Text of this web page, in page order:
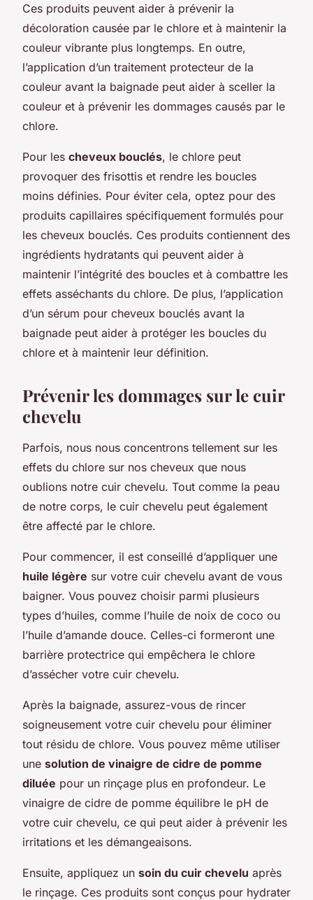
Ces produits peuvent aider à prévenir la
décoloration causée par le chlore et à maintenir la
couleur vibrante plus longtemps. En outre,
l’application d’un traitement protecteur de la
couleur avant la baignade peut aider à sceller la
couleur et à prévenir les dommages causés par le
chlore.
Pour les cheveux bouclés, le chlore peut
provoquer des frisottis et rendre les boucles
moins définies. Pour éviter cela, optez pour des
produits capillaires spécifiquement formulés pour
les cheveux bouclés. Ces produits contiennent des
ingrédients hydratants qui peuvent aider à
maintenir l’intégrité des boucles et à combattre les
effets asséchants du chlore. De plus, l’application
d’un sérum pour cheveux bouclés avant la
baignade peut aider à protéger les boucles du
chlore et à maintenir leur définition.
Prévenir les dommages sur le cuir
chevelu
Parfois, nous nous concentrons tellement sur les
effets du chlore sur nos cheveux que nous
oublions notre cuir chevelu. Tout comme la peau
de notre corps, le cuir chevelu peut également
être affecté par le chlore.
Pour commencer, il est conseillé d’appliquer une
huile légère sur votre cuir chevelu avant de vous
baigner. Vous pouvez choisir parmi plusieurs
types d’huiles, comme l’huile de noix de coco ou
l’huile d’amande douce. Celles-ci formeront une
barrière protectrice qui empêchera le chlore
d’assécher votre cuir chevelu.
Après la baignade, assurez-vous de rincer
soigneusement votre cuir chevelu pour éliminer
tout résidu de chlore. Vous pouvez même utiliser
une solution de vinaigre de cidre de pomme
diluée pour un rinçage plus en profondeur. Le
vinaigre de cidre de pomme équilibre le pH de
votre cuir chevelu, ce qui peut aider à prévenir les
irritations et les démangeaisons.
Ensuite, appliquez un soin du cuir chevelu après
le rinçage. Ces produits sont conçus pour hydrater